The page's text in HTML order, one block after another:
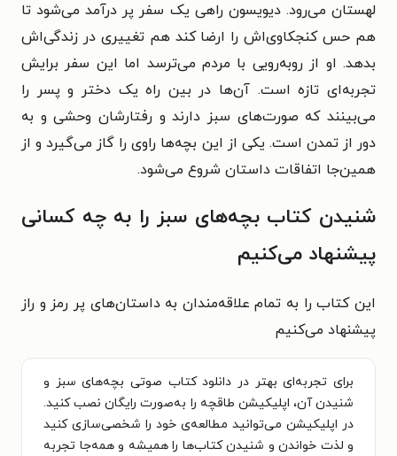
لهستان می‌رود. دیویسون راهی یک سفر پر درآمد می‌شود تا
هم حس کنجکاوی‌اش را ارضا کند هم تغییری در زندگی‌اش
بدهد. او از روبه‌رویی با مردم می‌ترسد اما این سفر برایش
تجربه‌ای تازه‌ است. آن‌ها در بین راه یک دختر و پسر را
می‌بینند که صورت‌های سبز دارند و رفتارشان وحشی و به
دور از تمدن است. یکی از این بچه‌ها راوی را گاز می‌گیرد و از
همین‌جا اتفاقات داستان شروع می‌شود.
شنیدن کتاب بچه‌های سبز را به چه کسانی
پیشنهاد می‌کنیم
این کتاب را به تمام علاقه‌مندان به داستان‌های پر رمز و راز
پیشنهاد می‌کنیم
برای تجربه‌ای بهتر در دانلود کتاب صوتی بچه‌های سبز و
شنیدن آن، اپلیکیشن طاقچه را به‌صورت رایگان نصب کنید.
در اپلیکیشن می‌توانید مطالعه‌ی خود را شخصی‌سازی کنید
و لذت خواندن و شنیدن کتاب‌ها را همیشه و همه‌جا تجربه